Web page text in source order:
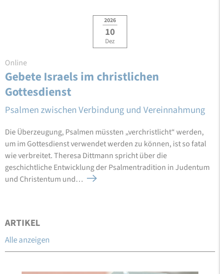
2026
10
Dez
Online
Gebete Israels im christlichen
Gottesdienst
Psalmen zwischen Verbindung und Vereinnahmung
Die Überzeugung, Psalmen müssten „verchristlicht“ werden,
um im Gottesdienst verwendet werden zu können, ist so fatal
wie verbreitet. Theresa Dittmann spricht über die
geschichtliche Entwicklung der Psalmentradition in Judentum
und Christentum und…
ARTIKEL
Alle anzeigen